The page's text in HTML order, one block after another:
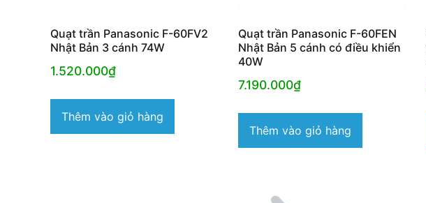
Quạt trần Panasonic F-60FV2
Nhật Bản 3 cánh 74W
1.520.000₫
Thêm vào giỏ hàng
Quạt trần Panasonic F-60FEN
Nhật Bản 5 cánh có điều khiển
40W
7.190.000₫
Thêm vào giỏ hàng